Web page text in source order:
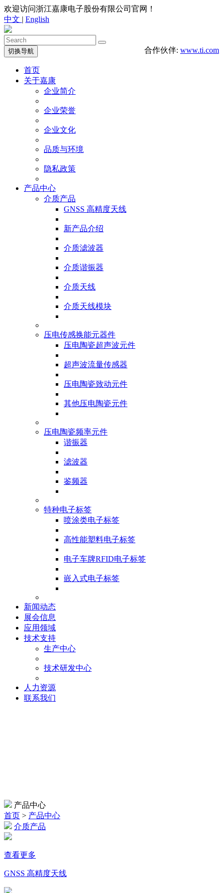
欢迎访问浙江嘉康电子股份有限公司官网！
中文 | English
合作伙伴: www.ti.com
切换导航
首页
关于嘉康
企业简介
企业荣誉
企业文化
品质与环境
隐私政策
产品中心
介质产品
GNSS 高精度天线
新产品介绍
介质滤波器
介质谐振器
介质天线
介质天线模块
压电传感换能元器件
压电陶瓷超声波元件
超声波流量传感器
压电陶瓷致动元件
其他压电陶瓷元件
压电陶瓷频率元件
谐振器
滤波器
鉴频器
特种电子标签
喷涂类电子标签
高性能塑料电子标签
电子车牌RFID电子标签
嵌入式电子标签
新闻动态
展会信息
应用领域
技术支持
生产中心
技术研发中心
人力资源
联系我们
产品中心
首页 > 产品中心
介质产品
查看更多
GNSS 高精度天线